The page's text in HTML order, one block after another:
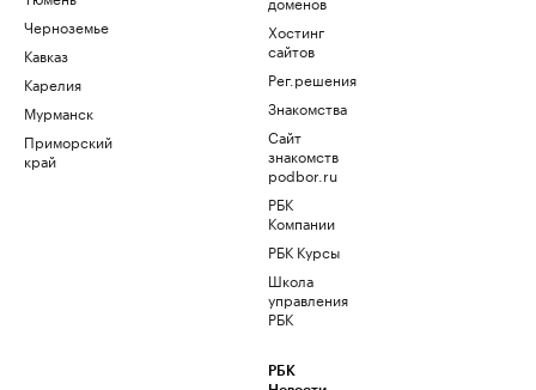
Черноземье
Кавказ
Карелия
Мурманск
Приморский
край
Хостинг
сайтов
Рег.решения
Знакомства
Сайт
знакомств
podbor.ru
РБК
Компании
РБК Курсы
Школа
управления
РБК
РБК